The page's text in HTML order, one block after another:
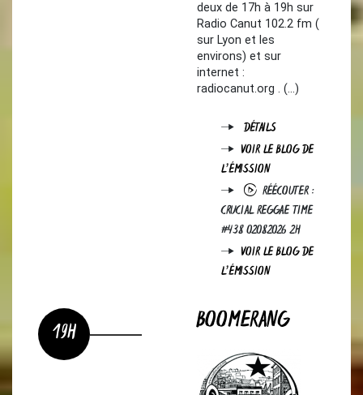
deux de 17h à 19h sur
Radio Canut 102.2 fm (
sur Lyon et les
environs) et sur
internet :
radiocanut.org . (…)
DÉTAILS
VOIR LE BLOG DE
L'ÉMISSION
RÉÉCOUTER :
CRUCIAL REGGAE TIME
#438 02082026 2H
VOIR LE BLOG DE
L'ÉMISSION
19H BOOMERANG